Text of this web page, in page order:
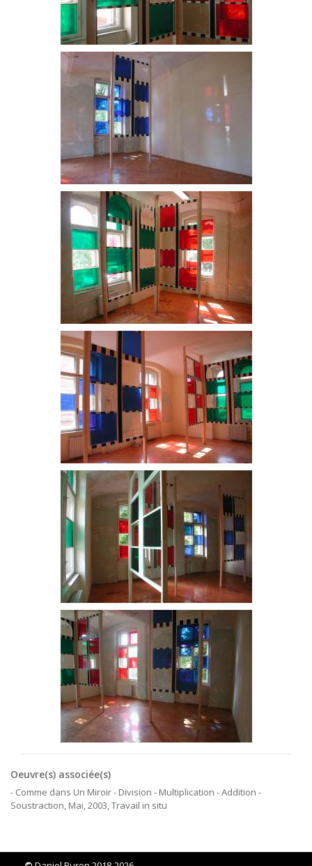
Oeuvre(s) associée(s)
- Comme dans Un Miroir - Division - Multiplication - Addition -
Soustraction, Mai, 2003, Travail in situ